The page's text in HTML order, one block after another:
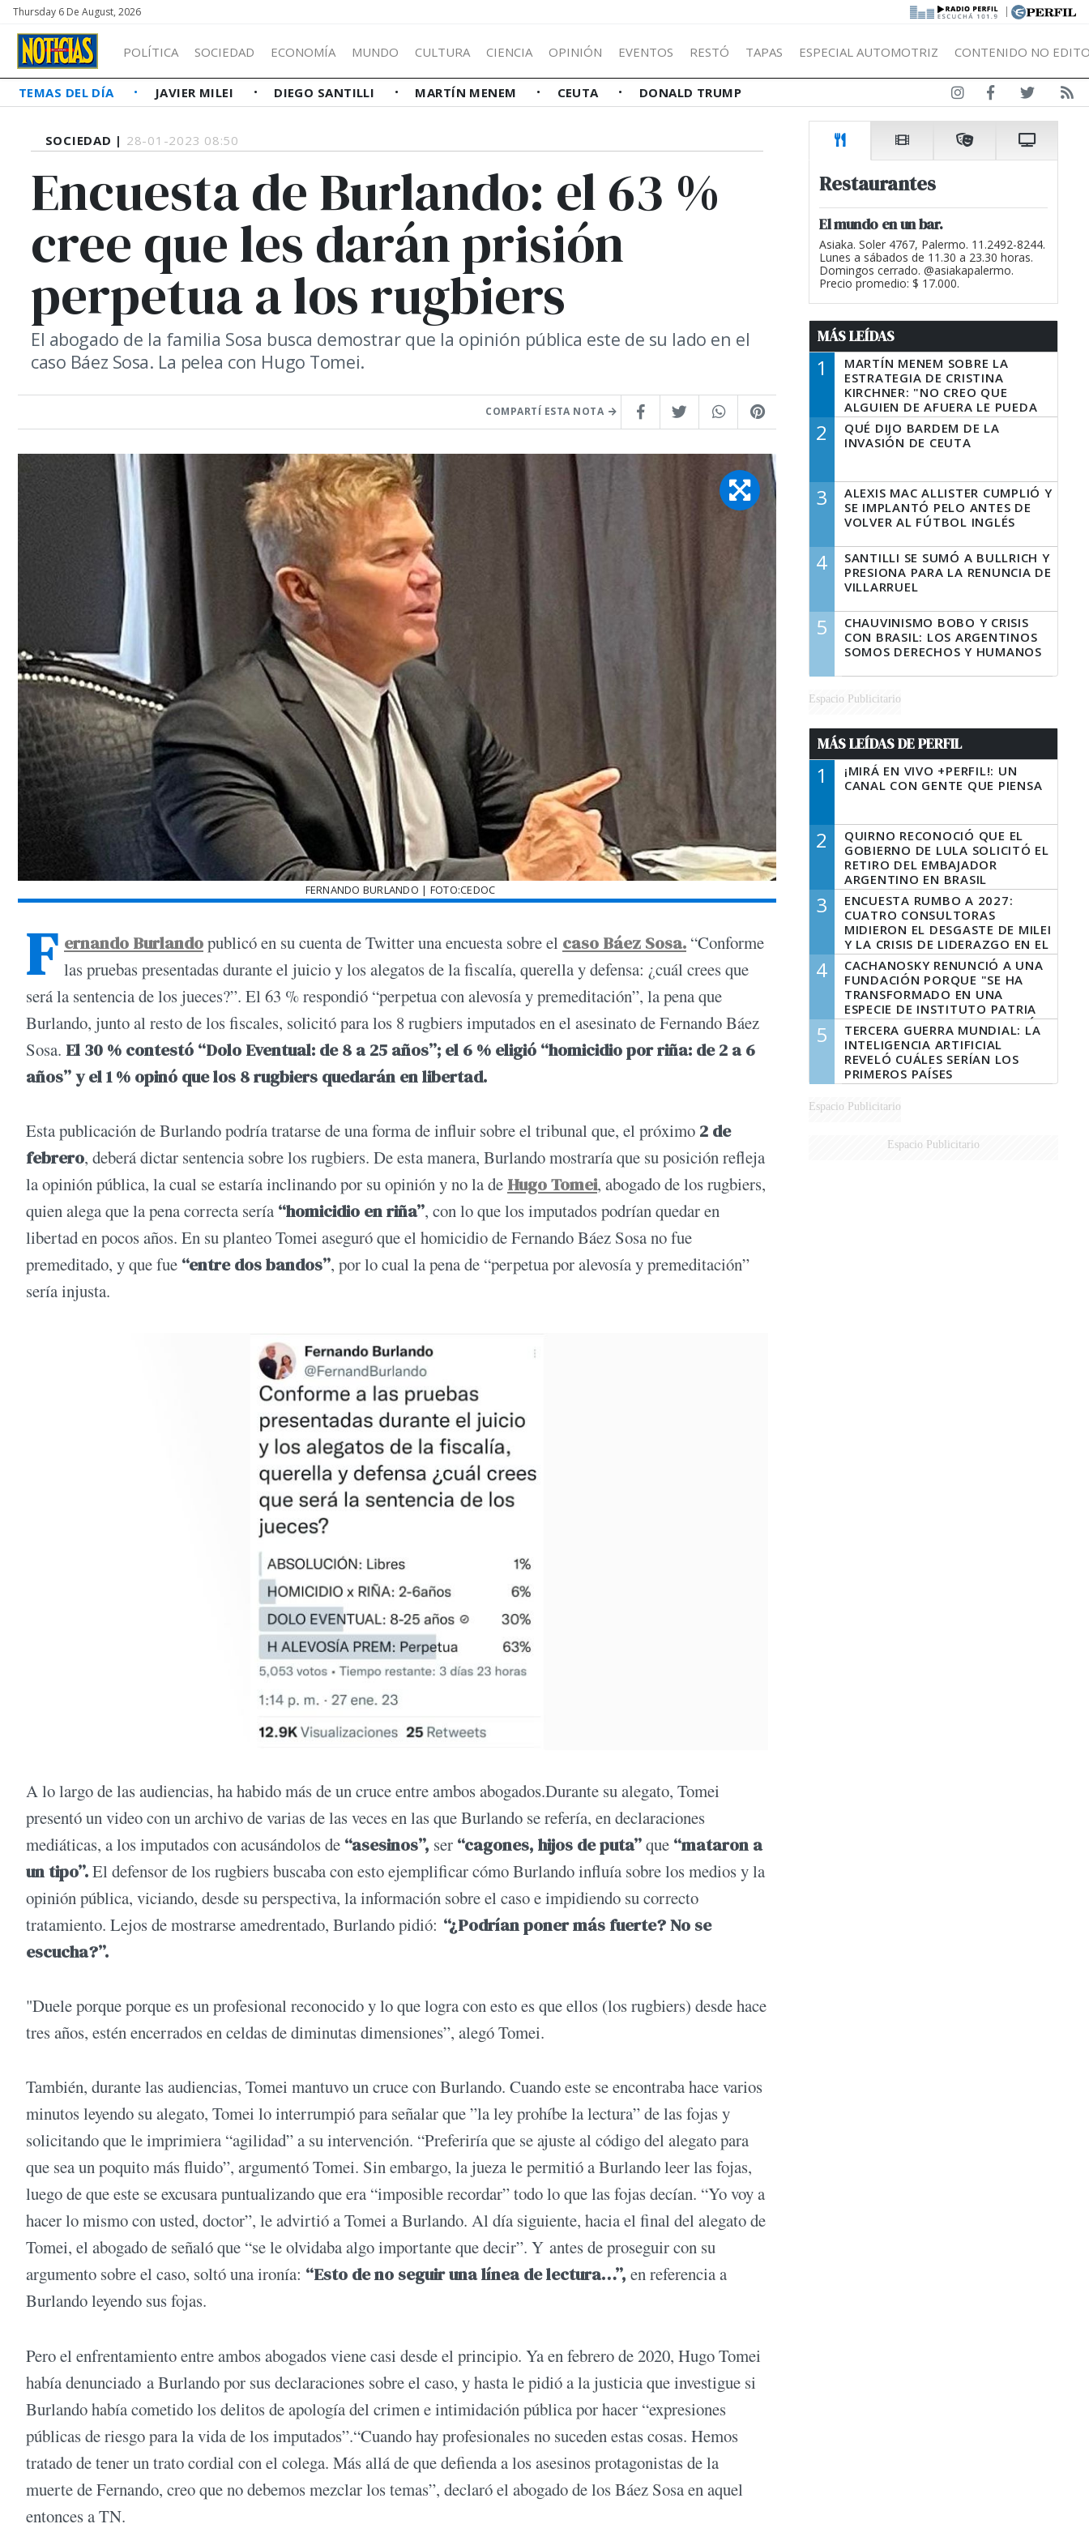
Thursday 6 De August, 2026 |
POLÍTICA SOCIEDAD ECONOMÍA MUNDO CULTURA CIENCIA OPINIÓN EVENTOS RESTÓ TAPAS ESPECIAL AUTOMOTRIZ CONTENIDO NO
TEMAS DEL DÍA JAVIER MILEI DIEGO SANTILLI MARTÍN MENEM CEUTA DONALD TRUMP
SOCIEDAD | 28-01-2023 08:50
Encuesta de Burlando: el 63 %
cree que les darán prisión
perpetua a los rugbiers
El abogado de la familia Sosa busca demostrar que la opinión pública este de su lado en el
caso Báez Sosa. La pelea con Hugo Tomei.
COMPARTÍ ESTA NOTA
FERNANDO BURLANDO | FOTO:CEDOC
F ernando Burlandopublicó en su cuenta de Twitter una encuesta sobre el caso Báez Sosa. “Conforme
las pruebas presentadas durante el juicio y los alegatos de la fiscalía, querella y defensa: ¿cuál crees que
será la sentencia de los jueces?”. El 63 % respondió “perpetua con alevosía y premeditación”, la pena que
Burlando, junto al resto de los fiscales, solicitó para los 8 rugbiers imputados en el asesinato de Fernando Báez
Sosa. El 30 % contestó “Dolo Eventual: de 8 a 25 años”; el 6 % eligió “homicidio por riña: de 2 a 6
años” y el 1 % opinó que los 8 rugbiers quedarán en libertad.
Esta publicación de Burlando podría tratarse de una forma de influir sobre el tribunal que, el próximo 2 de
febrero, deberá dictar sentencia sobre los rugbiers. De esta manera, Burlando mostraría que su posición refleja
la opinión pública, la cual se estaría inclinando por su opinión y no la de Hugo Tomei, abogado de los rugbiers,
quien alega que la pena correcta sería “homicidio en riña”, con lo que los imputados podrían quedar en
libertad en pocos años. En su planteo Tomei aseguró que el homicidio de Fernando Báez Sosa no fue
premeditado, y que fue “entre dos bandos”, por lo cual la pena de “perpetua por alevosía y premeditación”
sería injusta.
A lo largo de las audiencias, ha habido más de un cruce entre ambos abogados.Durante su alegato, Tomei
presentó un video con un archivo de varias de las veces en las que Burlando se refería, en declaraciones
mediáticas, a los imputados con acusándolos de “asesinos”, ser “cagones, hijos de puta”que “mataron a
un tipo”.El defensor de los rugbiers buscaba con esto ejemplificar cómo Burlando influía sobre los medios y la
opinión pública, viciando, desde su perspectiva, la información sobre el caso e impidiendo su correcto
tratamiento. Lejos de mostrarse amedrentado, Burlando pidió: “¿Podrían poner más fuerte? No se
escucha?”.
"Duele porque porque es un profesional reconocido y lo que logra con esto es que ellos (los rugbiers) desde hace
tres años, estén encerrados en celdas de diminutas dimensiones”, alegó Tomei.
También, durante las audiencias, Tomei mantuvo un cruce con Burlando. Cuando este se encontraba hace varios
minutos leyendo su alegato, Tomei lo interrumpió para señalar que ”la ley prohíbe la lectura” de las fojas y
solicitando que le imprimiera “agilidad” a su intervención. “Preferiría que se ajuste al código del alegato para
que sea un poquito más fluido”, argumentó Tomei. Sin embargo, la jueza le permitió a Burlando leer las fojas,
luego de que este se excusara puntualizando que era “imposible recordar” todo lo que las fojas decían. “Yo voy a
hacer lo mismo con usted, doctor”, le advirtió a Tomei a Burlando. Al día siguiente, hacia el final del alegato de
Tomei, el abogado de señaló que “se le olvidaba algo importante que decir”. Y antes de proseguir con su
argumento sobre el caso, soltó una ironía: “Esto de no seguir una línea de lectura…”, en referencia a
Burlando leyendo sus fojas.
Pero el enfrentamiento entre ambos abogados viene casi desde el principio. Ya en febrero de 2020, Hugo Tomei
había denunciado a Burlando por sus declaraciones sobre el caso, y hasta le pidió a la justicia que investigue si
Burlando había cometido los delitos de apología del crimen e intimidación pública por hacer “expresiones
públicas de riesgo para la vida de los imputados”.“Cuando hay profesionales no suceden estas cosas. Hemos
tratado de tener un trato cordial con el colega. Más allá de que defienda a los asesinos protagonistas de la
muerte de Fernando, creo que no debemos mezclar los temas”, declaró el abogado de los Báez Sosa en aquel
entonces a TN.
Restaurantes
El mundo en un bar.
Asiaka. Soler 4767, Palermo. 11.2492-8244.
Lunes a sábados de 11.30 a 23.30 horas.
Domingos cerrado. @asiakapalermo.
Precio promedio: $ 17.000.
MÁS LEÍDAS
1
MARTÍN MENEM SOBRE LA
ESTRATEGIA DE CRISTINA
KIRCHNER: "NO CREO QUE
ALGUIEN DE AFUERA LE PUEDA
DECIR A LA JUSTICIA LO QUE
TIENE QUE HACER"
2
QUÉ DIJO BARDEM DE LA
INVASIÓN DE CEUTA
3
ALEXIS MAC ALLISTER CUMPLIÓ Y
SE IMPLANTÓ PELO ANTES DE
VOLVER AL FÚTBOL INGLÉS
4
SANTILLI SE SUMÓ A BULLRICH Y
PRESIONA PARA LA RENUNCIA DE
VILLARRUEL
5
CHAUVINISMO BOBO Y CRISIS
CON BRASIL: LOS ARGENTINOS
SOMOS DERECHOS Y HUMANOS
Espacio Publicitario
MÁS LEÍDAS DE PERFIL
1
¡MIRÁ EN VIVO +PERFIL!: UN
CANAL CON GENTE QUE PIENSA
2
QUIRNO RECONOCIÓ QUE EL
GOBIERNO DE LULA SOLICITÓ EL
RETIRO DEL EMBAJADOR
ARGENTINO EN BRASIL
3
ENCUESTA RUMBO A 2027:
CUATRO CONSULTORAS
MIDIERON EL DESGASTE DE MILEI
Y LA CRISIS DE LIDERAZGO EN EL
PERONISMO
4
CACHANOSKY RENUNCIÓ A UNA
FUNDACIÓN PORQUE "SE HA
TRANSFORMADO EN UNA
ESPECIE DE INSTITUTO PATRIA
INCONDICIONAL DE LA GESTIÓN
DE MILEI"
5
TERCERA GUERRA MUNDIAL: LA
INTELIGENCIA ARTIFICIAL
REVELÓ CUÁLES SERÍAN LOS
PRIMEROS PAÍSES
LATINOAMERICANOS EN SER
DERROTADOS
Espacio Publicitario
Espacio Publicitario